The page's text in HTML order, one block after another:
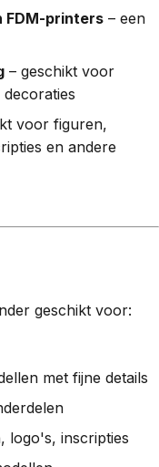
FDM-printers – een
– geschikt voor
voor figuren,
en andere
geschikt voor:
met fijne details
logo's, inscripties